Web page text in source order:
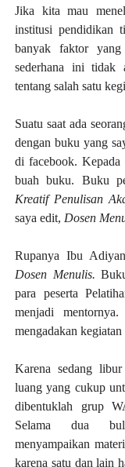
Jika kita mau
institusi pendidikan
banyak faktor yang
sederhana ini tidak
tentang salah satu
Suatu saat ada
dengan buku yang
di facebook.
buah buku. Buku
Kreatif Penulisan
saya edit, Dosen
Rupanya Ibu
Dosen Menulis.
para peserta
menjadi
mengadakan
Karena sedang
luang yang cukup
dibentuklah grup
Selama dua
menyampaikan
karena satu dan lain